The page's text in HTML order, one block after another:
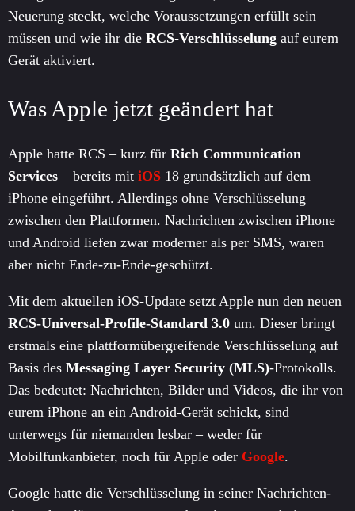
Neuerung steckt, welche Voraussetzungen erfüllt sein
müssen und wie ihr die RCS-Verschlüsselung auf eurem
Gerät aktiviert.
Was Apple jetzt geändert hat
Apple hatte RCS – kurz für Rich Communication
Services – bereits mit iOS 18 grundsätzlich auf dem
iPhone eingeführt. Allerdings ohne Verschlüsselung
zwischen den Plattformen. Nachrichten zwischen iPhone
und Android liefen zwar moderner als per SMS, waren
aber nicht Ende-zu-Ende-geschützt.
Mit dem aktuellen iOS-Update setzt Apple nun den neuen
RCS-Universal-Profile-Standard 3.0 um. Dieser bringt
erstmals eine plattformübergreifende Verschlüsselung auf
Basis des Messaging Layer Security (MLS)-Protokolls.
Das bedeutet: Nachrichten, Bilder und Videos, die ihr von
eurem iPhone an ein Android-Gerät schickt, sind
unterwegs für niemanden lesbar – weder für
Mobilfunkanbieter, noch für Apple oder Google.
Google hatte die Verschlüsselung in seiner Nachrichten-